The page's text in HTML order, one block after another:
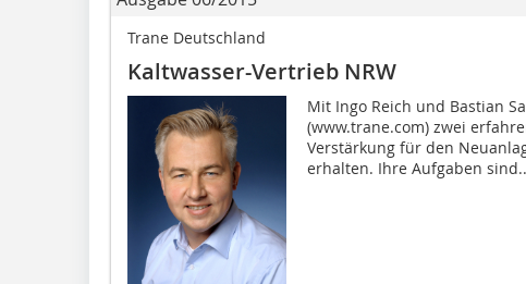
Trane Deutschland
Kaltwasser-Vertrieb NRW
Mit Ingo Reich und Bastian
(www.trane.com) zwei
Verstärkung für den
erhalten. Ihre Aufgaben